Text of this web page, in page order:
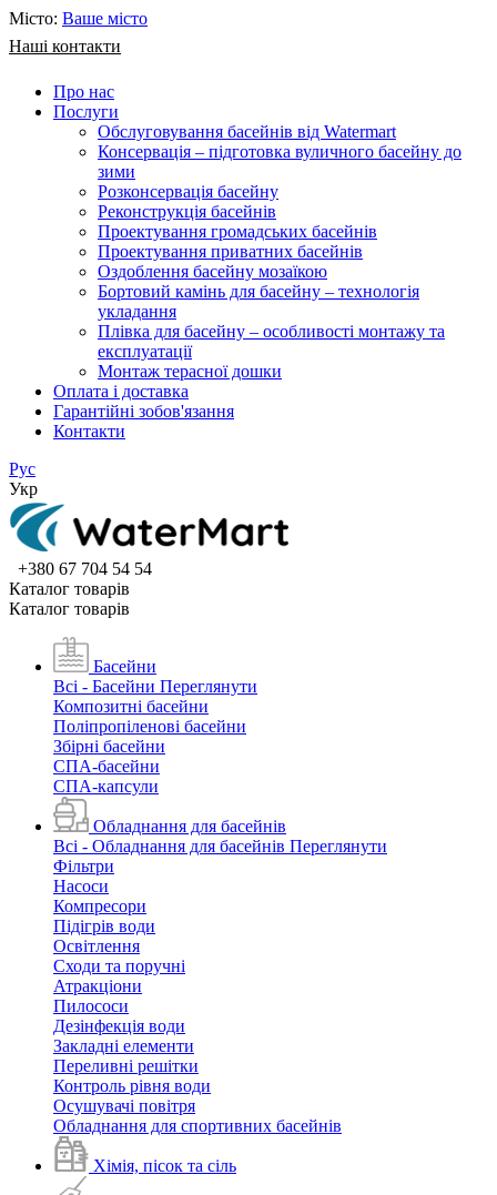
Місто: Ваше місто
Наші контакти
Про нас
Послуги
Обслуговування басейнів від Watermart
Консервація – підготовка вуличного басейну до
зими
Розконсервація басейну
Реконструкція басейнів
Проектування громадських басейнів
Проектування приватних басейнів
Оздоблення басейну мозаїкою
Бортовий камінь для басейну – технологія
укладання
Плівка для басейну – особливості монтажу та
експлуатації
Монтаж терасної дошки
Оплата і доставка
Гарантійні зобов'язання
Контакти
Рус
Укр
+380 67 704 54 54
Каталог товарiв
Каталог товарiв
Басейни
Всі - Басейни Переглянути
Композитні басейни
Поліпропіленові басейни
Збірні басейни
СПА-басейни
СПА-капсули
Обладнання для басейнів
Всі - Обладнання для басейнів Переглянути
Фільтри
Насоси
Компресори
Підігрів води
Освітлення
Сходи та поручні
Атракціони
Пилососи
Дезінфекція води
Закладні елементи
Переливні решітки
Контроль рівня води
Осушувачі повітря
Обладнання для спортивних басейнів
Хімія, пісок та сіль